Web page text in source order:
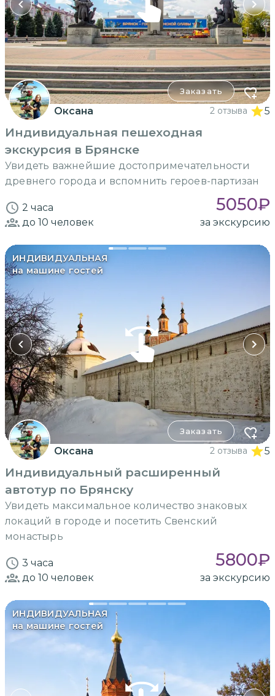
Заказать
Оксана 2 отзыва 5
Индивидуальная пешеходная
экскурсия в Брянске
Увидеть важнейшие достопримечательности
древнего города и вспомнить героев-партизан
2 часа 5050₽
до 10 человек за экскурсию
ИНДИВИДУАЛЬНАЯ
на машине гостей
Заказать
Оксана 2 отзыва 5
Индивидуальный расширенный
автотур по Брянску
Увидеть максимальное количество знаковых
локаций в городе и посетить Свенский
монастырь
3 часа 5800₽
до 10 человек за экскурсию
ИНДИВИДУАЛЬНАЯ
на машине гостей